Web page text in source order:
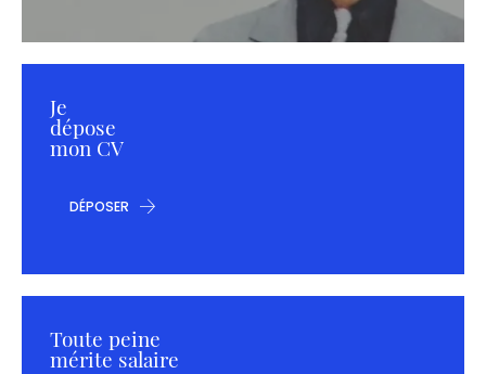
Je
dépose
mon CV
DÉPOSER
Toute peine
mérite salaire